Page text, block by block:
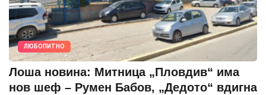
ЛЮБОПИТНО
Лоша новина: Митница „Пловдив“ има
нов шеф – Румен Бабов, „Дедото“ вдигна